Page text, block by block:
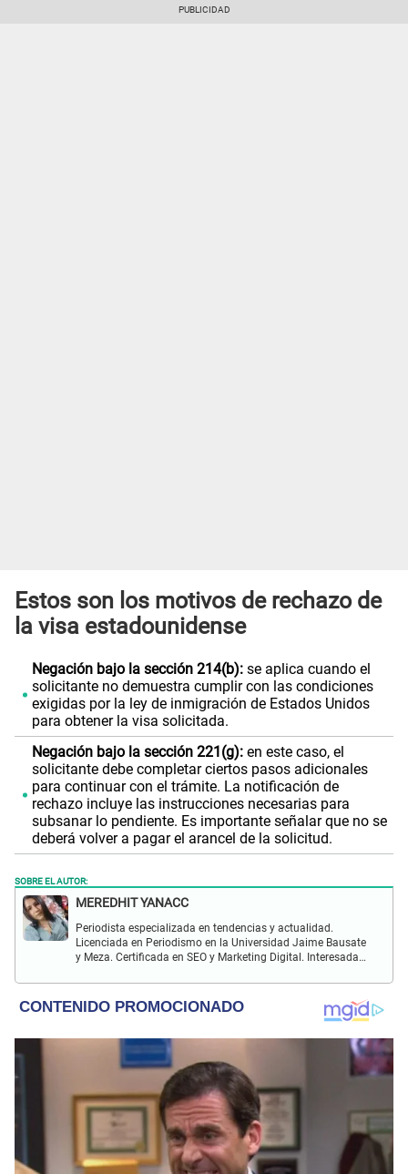
Estos son los motivos de rechazo de
la visa estadounidense
Negación bajo la sección 214(b):se aplica cuando el
solicitante no demuestra cumplir con las condiciones
exigidas por la ley de inmigración de Estados Unidos
para obtener la visa solicitada.
Negación bajo la sección 221(g):en este caso, el
solicitante debe completar ciertos pasos adicionales
para continuar con el trámite. La notificación de
rechazo incluye las instrucciones necesarias para
subsanar lo pendiente. Es importante señalar que no se
deberá volver a pagar el arancel de la solicitud.
SOBRE EL AUTOR:
MEREDHIT YANACC
Periodista especializada en tendencias y actualidad.
Licenciada en Periodismo en la Universidad Jaime Bausate
y Meza. Certificada en SEO y Marketing Digital. Interesada
farándula y más.